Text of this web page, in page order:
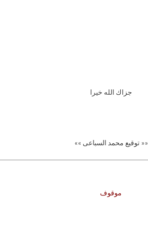
جزاك الله خيرا
«« توقيع محمد السباعى »»
موقوف